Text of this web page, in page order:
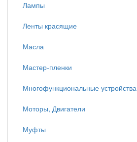
Лампы
Ленты красящие
Масла
Мастер-пленки
Многофункциональные устройства
Моторы, Двигатели
Муфты